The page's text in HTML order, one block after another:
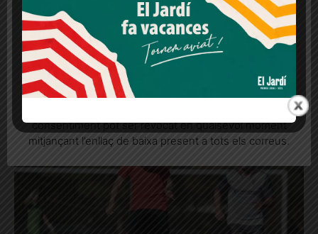
El Jardí 123, desembre 2025
https://diarieljardi.cat/wp-content/uploads/2026/01/1626-El-
Més informació Acceptar Rebutjar tot
Quan l’usuari crea un compte al Diari el Jardí, dona el
seu consentiment explícit per rebre comunicacions
consentiment pot ser revocat en qualsevol moment
mitjançant l’enllaç de baixa present a tots els correus.